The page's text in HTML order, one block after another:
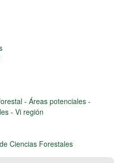
- Áreas potenciales -
- Vi región
Ciencias Forestales